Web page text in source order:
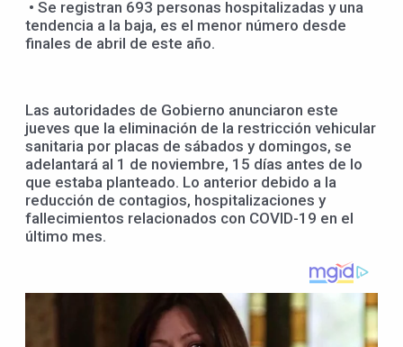
• Se registran 693 personas hospitalizadas y una
tendencia a la baja, es el menor número desde
finales de abril de este año.
Las autoridades de Gobierno anunciaron este
jueves que la eliminación de la restricción vehicular
sanitaria por placas de sábados y domingos, se
adelantará al 1 de noviembre, 15 días antes de lo
que estaba planteado. Lo anterior debido a la
reducción de contagios, hospitalizaciones y
fallecimientos relacionados con COVID-19 en el
último mes.